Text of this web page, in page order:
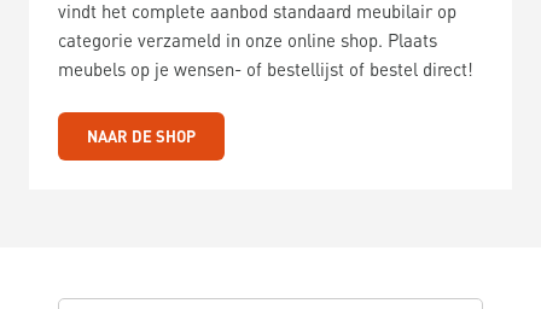
vindt het complete aanbod standaard meubilair op
categorie verzameld in onze online shop. Plaats
meubels op je wensen- of bestellijst of bestel direct!
NAAR DE SHOP